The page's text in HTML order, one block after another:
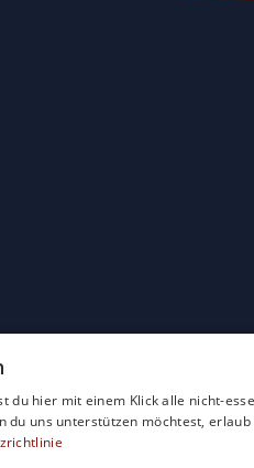
du hier mit einem Klick alle nicht-
du uns unterstützen möchtest,